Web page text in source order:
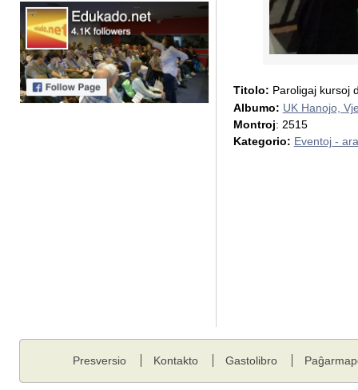
Titolo: Paroligaj kursoj
Albumo: UK Hanojo,
Montroj: 2515
Kategorio: Eventoj -
Presversio Kontakto Gastolibro